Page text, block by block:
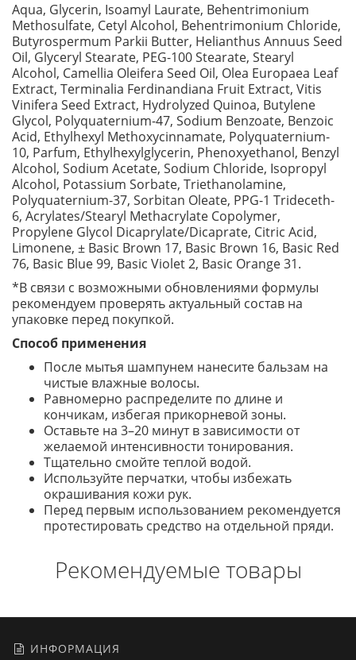
Aqua, Glycerin, Isoamyl Laurate, Behentrimonium
Methosulfate, Cetyl Alcohol, Behentrimonium Chloride,
Butyrospermum Parkii Butter, Helianthus Annuus Seed
Oil, Glyceryl Stearate, PEG-100 Stearate, Stearyl
Alcohol, Camellia Oleifera Seed Oil, Olea Europaea Leaf
Extract, Terminalia Ferdinandiana Fruit Extract, Vitis
Vinifera Seed Extract, Hydrolyzed Quinoa, Butylene
Glycol, Polyquaternium-47, Sodium Benzoate, Benzoic
Acid, Ethylhexyl Methoxycinnamate, Polyquaternium-
10, Parfum, Ethylhexylglycerin, Phenoxyethanol, Benzyl
Alcohol, Sodium Acetate, Sodium Chloride, Isopropyl
Alcohol, Potassium Sorbate, Triethanolamine,
Polyquaternium-37, Sorbitan Oleate, PPG-1 Trideceth-
6, Acrylates/Stearyl Methacrylate Copolymer,
Propylene Glycol Dicaprylate/Dicaprate, Citric Acid,
Limonene, ± Basic Brown 17, Basic Brown 16, Basic Red
76, Basic Blue 99, Basic Violet 2, Basic Orange 31.
*В связи с возможными обновлениями формулы
рекомендуем проверять актуальный состав на
упаковке перед покупкой.
Способ применения
После мытья шампунем нанесите бальзам на
чистые влажные волосы.
Равномерно распределите по длине и
кончикам, избегая прикорневой зоны.
Оставьте на 3–20 минут в зависимости от
желаемой интенсивности тонирования.
Тщательно смойте теплой водой.
Используйте перчатки, чтобы избежать
окрашивания кожи рук.
Перед первым использованием рекомендуется
протестировать средство на отдельной пряди.
Рекомендуемые товары
ИНФОРМАЦИЯ